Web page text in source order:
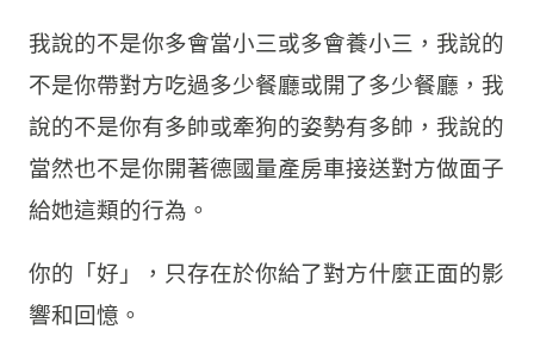
我說的不是你多會當小三或多會養小三，我說的
不是你帶對方吃過多少餐廳或開了多少餐廳，我
說的不是你有多帥或牽狗的姿勢有多帥，我說的
當然也不是你開著德國量產房車接送對方做面子
給她這類的行為。
你的「好」，只存在於你給了對方什麼正面的影
響和回憶。